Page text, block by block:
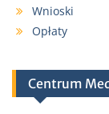
Wnioski
Opłaty
Centrum